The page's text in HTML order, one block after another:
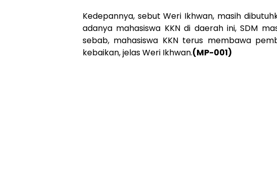
Kedepannya, sebut Weri Ikhwan, masih
adanya mahasiswa KKN di daerah ini, SDM
sebab, mahasiswa KKN terus membawa
kebaikan, jelas Weri Ikhwan.(MP-001)